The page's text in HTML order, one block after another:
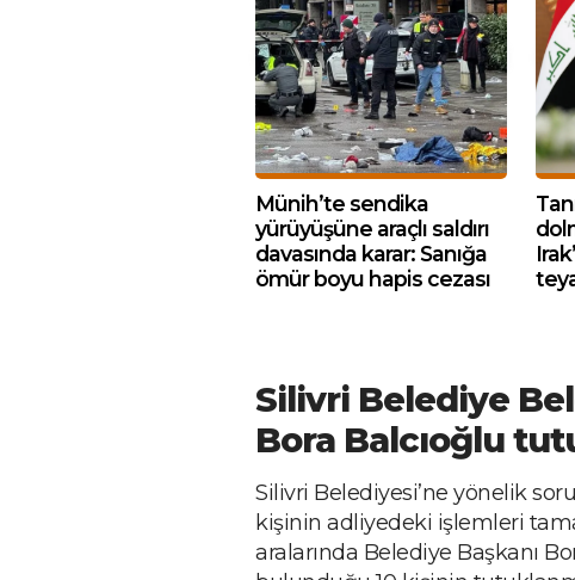
Münih’te sendika
yürüyüşüne araçlı saldırı
davasında karar: Sanığa
ömür boyu hapis cezası
Silivri Belediye
Bora Balcıoğlu
Silivri Belediyesi’ne yönelik
kişinin adliyedeki işlemleri
aralarında Belediye Başkanı